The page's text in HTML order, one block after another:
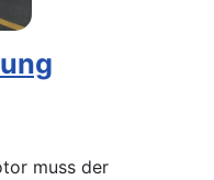
muss der